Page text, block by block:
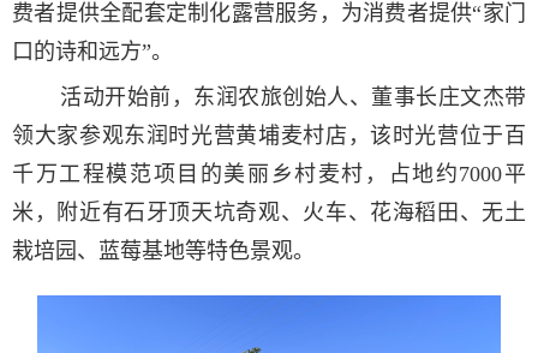
费者提供全配套定制化露营服务，为消费者提供“家门
口的诗和远方”。
活动开始前，东润农旅创始人、董事长庄文杰带
领大家参观东润时光营黄埔麦村店，该时光营位于百
千万工程模范项目的美丽乡村麦村，占地约7000平
米，附近有石牙顶天坑奇观、火车、花海稻田、无土
栽培园、蓝莓基地等特色景观。